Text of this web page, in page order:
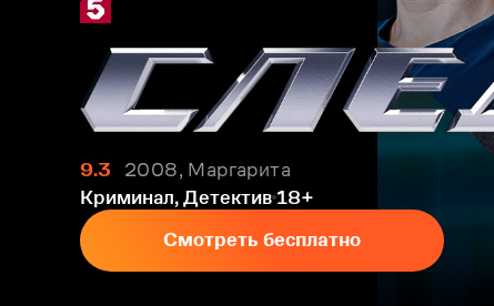
9.3
2008, Маргарита
Криминал, Детектив 18+
Смотреть бесплатно